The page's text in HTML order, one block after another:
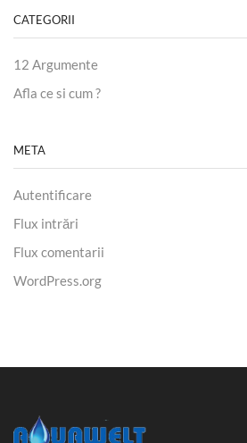
CATEGORII
12 Argumente
Afla ce si cum ?
META
Autentificare
Flux intrări
Flux comentarii
WordPress.org